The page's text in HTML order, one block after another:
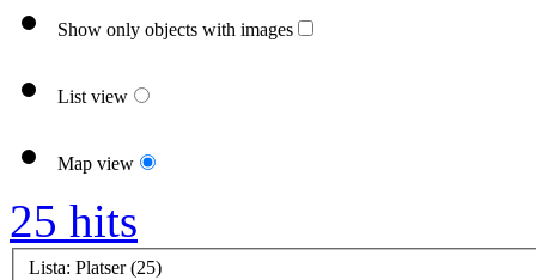
Show only objects with images
List view
Map view
25 hits
Lista: Platser (25)